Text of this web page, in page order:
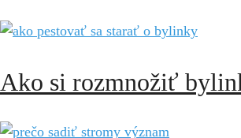
Ako si rozmnožiť